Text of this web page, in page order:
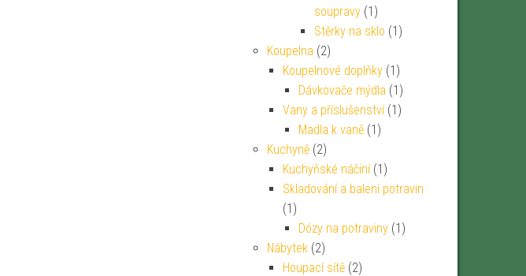
soupravy (1)
Stěrky na sklo (1)
Koupelna (2)
Koupelnové doplňky (1)
Dávkovače mýdla (1)
Vany a příslušenství (1)
Madla k vaně (1)
Kuchyně (2)
Kuchyňské náčiní (1)
Skladování a balení potravin
(1)
Dózy na potraviny (1)
Nábytek (2)
Houpací sítě (2)